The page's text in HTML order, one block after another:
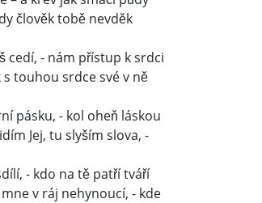
člověk tobě nevděk
cedí, - nám přístup k srdci
touhou srdce své v ně
pásku, - kol oheň láskou
Jej, tu slyším slova, -
- kdo na tě patří tváří
v ráj nehynoucí, - kde